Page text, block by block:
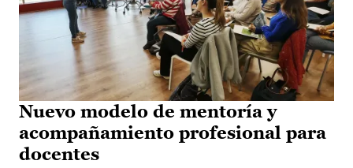
Nuevo modelo de mentoría y
acompañamiento profesional para
docentes